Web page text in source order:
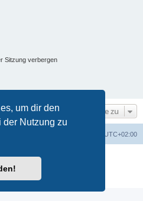
um dir den
der Nutzung zu
Sitzung verbergen
Gehe zu
UTC+02:00
durch